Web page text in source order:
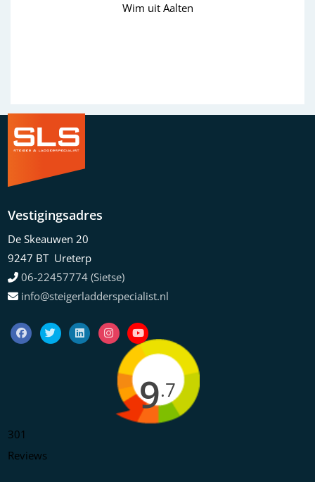
Wim uit Aalten
Vestigingsadres
De Skeauwen 20
9247 BT Ureterp
06-22457774 (Sietse)
info@steigerladderspecialist.nl
9.7
301
Reviews